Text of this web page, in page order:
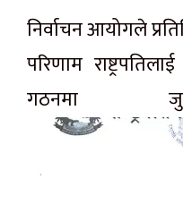
निर्वाचन आयोगले
परिणाम
गठनमा